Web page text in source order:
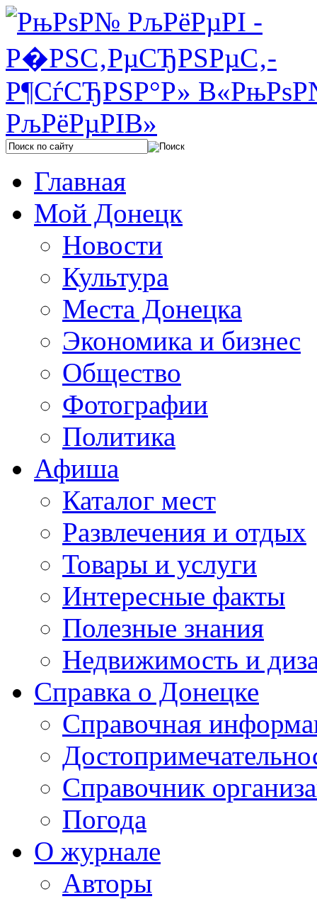
Главная
Мой Донецк
Новости
Культура
Места Донецка
Экономика и бизнес
Общество
Фотографии
Политика
Афиша
Каталог мест
Развлечения и отдых
Товары и услуги
Интересные факты
Полезные знания
Недвижимость и
Справка о Донецке
Справочная
Справочник
Погода
О журнале
Авторы